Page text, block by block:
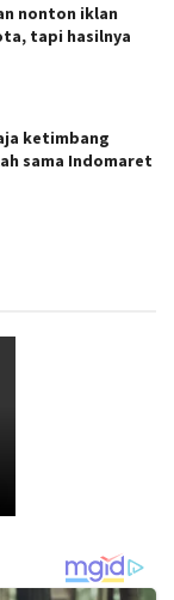
nonton iklan
tapi hasilnya
ketimbang
sama Indomaret